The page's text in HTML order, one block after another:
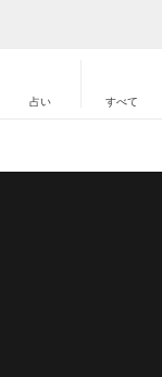
占い すべて